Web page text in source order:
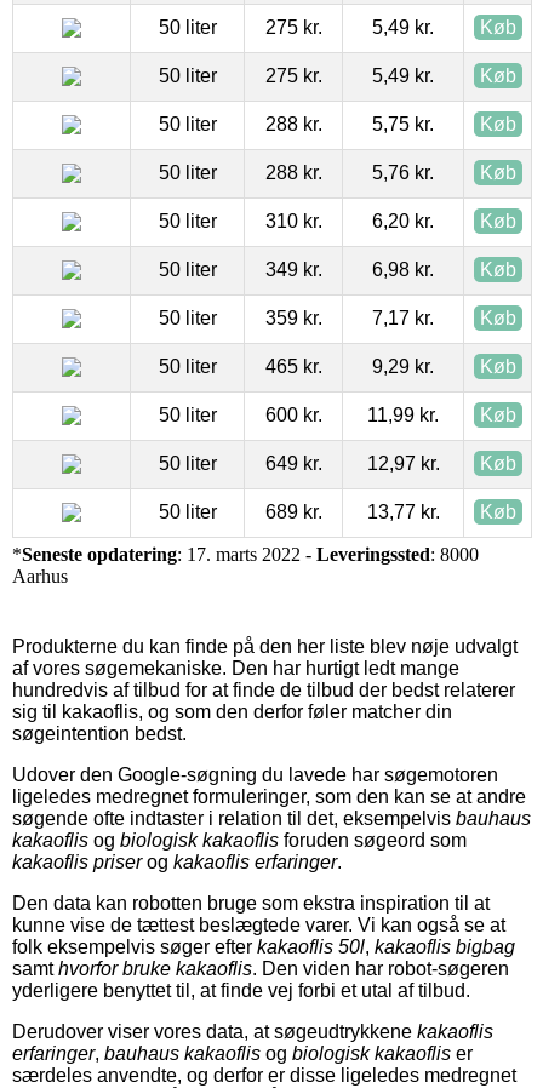
50 liter 275 kr. 5,49 kr. Køb
50 liter 275 kr. 5,49 kr. Køb
50 liter 288 kr. 5,75 kr. Køb
50 liter 288 kr. 5,76 kr. Køb
50 liter 310 kr. 6,20 kr. Køb
50 liter 349 kr. 6,98 kr. Køb
50 liter 359 kr. 7,17 kr. Køb
50 liter 465 kr. 9,29 kr. Køb
50 liter 600 kr. 11,99 kr. Køb
50 liter 649 kr. 12,97 kr. Køb
50 liter 689 kr. 13,77 kr. Køb
*Seneste opdatering: 17. marts 2022 - Leveringssted: 8000
Aarhus
Produkterne du kan finde på den her liste blev nøje udvalgt
af vores søgemekaniske. Den har hurtigt ledt mange
hundredvis af tilbud for at finde de tilbud der bedst relaterer
sig til kakaoflis, og som den derfor føler matcher din
søgeintention bedst.
Udover den Google-søgning du lavede har søgemotoren
ligeledes medregnet formuleringer, som den kan se at andre
søgende ofte indtaster i relation til det, eksempelvis bauhaus
kakaoflis og biologisk kakaoflis foruden søgeord som
kakaoflis priserog kakaoflis erfaringer.
Den data kan robotten bruge som ekstra inspiration til at
kunne vise de tættest beslægtede varer. Vi kan også se at
folk eksempelvis søger efter kakaoflis 50l, kakaoflis bigbag
samthvorfor bruke kakaoflis. Den viden har robot-søgeren
yderligere benyttet til, at finde vej forbi et utal af tilbud.
Derudover viser vores data, at søgeudtrykkene kakaoflis
erfaringer, bauhaus kakaoflis og biologisk kakaoflis er
særdeles anvendte, og derfor er disse ligeledes medregnet